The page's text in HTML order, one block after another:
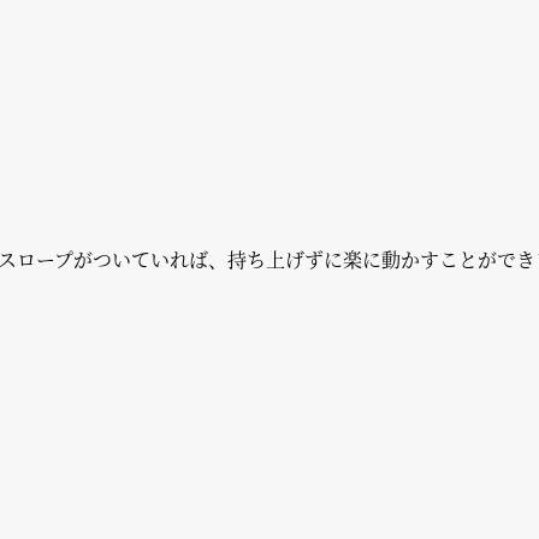
ロープがついていれば、持ち上げずに楽に動かすことがで